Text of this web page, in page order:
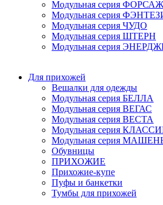
Модульная серия ФОРСАЖ
Модульная серия
Модульная серия ЧУДО
Модульная серия ШТЕРН
Модульная серия
Для прихожей
Вешалки для одежды
Модульная серия БЕЛЛА
Модульная серия ВЕГАС
Модульная серия ВЕСТА
Модульная серия
Модульная серия
Обувницы
ПРИХОЖИЕ
Прихожие-купе
Пуфы и банкетки
Тумбы для прихожей